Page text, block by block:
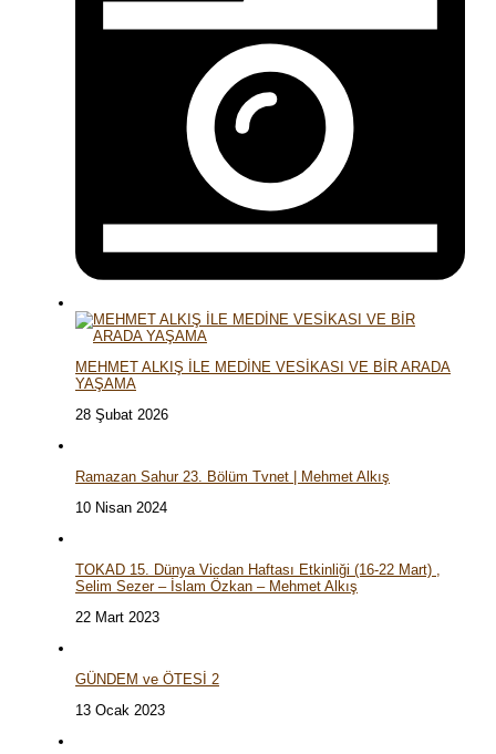
MEHMET ALKIŞ İLE MEDİNE VESİKASI VE BİR ARADA
YAŞAMA
28 Şubat 2026
Ramazan Sahur 23. Bölüm Tvnet | Mehmet Alkış
10 Nisan 2024
TOKAD 15. Dünya Vicdan Haftası Etkinliği (16-22 Mart) ,
Selim Sezer – İslam Özkan – Mehmet Alkış
22 Mart 2023
GÜNDEM ve ÖTESİ 2
13 Ocak 2023